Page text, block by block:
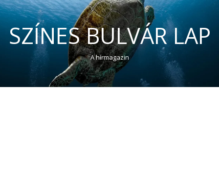
SZÍNES BULVÁR LAP
A hírmagazin